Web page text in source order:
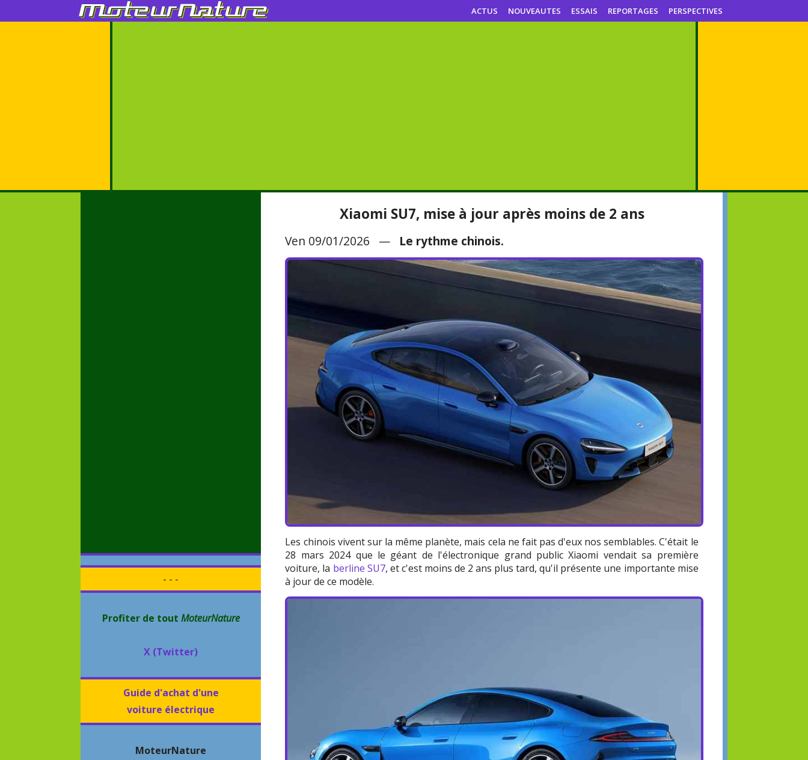
ACTUS NOUVEAUTES ESSAIS REPORTAGES PERSPECTIVES
- - -
Profiter de tout MoteurNature
X (Twitter)
Guide d'achat d'une
voiture électrique
MoteurNature
Xiaomi SU7, mise à jour après moins de 2 ans
Ven 09/01/2026 — Le rythme chinois.
Les chinois vivent sur la même planète, mais cela ne fait pas d'eux nos semblables. C'était le
28 mars 2024 que le géant de l'électronique grand public Xiaomi vendait sa première
voiture, la berline SU7, et c'est moins de 2 ans plus tard, qu'il présente une importante mise
à jour de ce modèle.